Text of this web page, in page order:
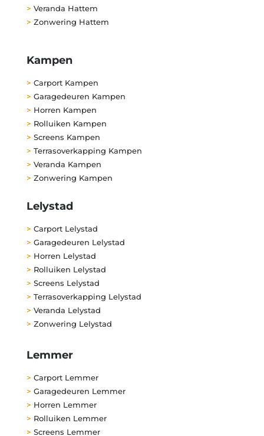
> Veranda Hattem
> Zonwering Hattem
Kampen
> Carport Kampen
> Garagedeuren Kampen
> Horren Kampen
> Rolluiken Kampen
> Screens Kampen
> Terrasoverkapping Kampen
> Veranda Kampen
> Zonwering Kampen
Lelystad
> Carport Lelystad
> Garagedeuren Lelystad
> Horren Lelystad
> Rolluiken Lelystad
> Screens Lelystad
> Terrasoverkapping Lelystad
> Veranda Lelystad
> Zonwering Lelystad
Lemmer
> Carport Lemmer
> Garagedeuren Lemmer
> Horren Lemmer
> Rolluiken Lemmer
> Screens Lemmer